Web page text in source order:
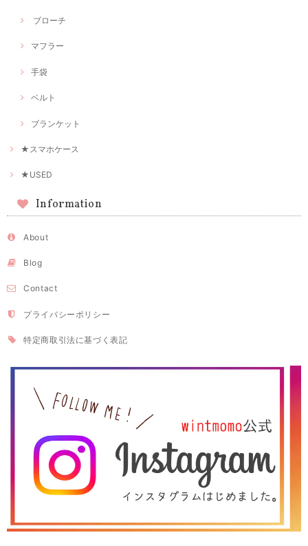
ブローチ
マフラー
手袋
ベルト
ブランケット
★スマホケース
★USED
Information
About
Blog
Contact
プライバシーポリシー
特定商取引法に基づく表記